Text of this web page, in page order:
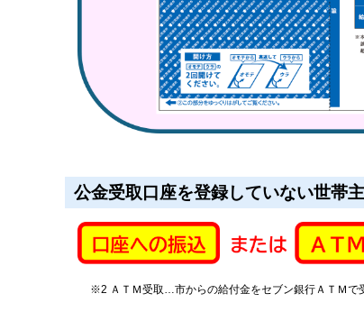
公金受取口座を登録していない世帯主
※2 ＡＴＭ受取…市からの給付金をセブン銀行ＡＴＭで